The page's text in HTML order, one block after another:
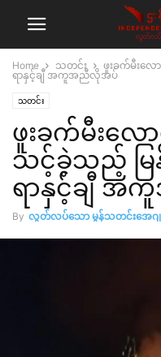
Home သတင်း
ဖူးခက်မီးလ
ရာနှင့်ချီ အကူအညီလိုအပ်
သတင်း
ဖူးခက်မီးလေ
သင့်ခဲ့သည့် မြ
ရာနှင့်ချီ
By လွတ်လပ်သော မွန်သတင်းအေဂ